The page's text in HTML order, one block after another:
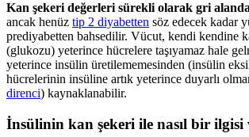
Kan şekeri değerleri sürekli olarak gri
ancak henüz tip 2 diyabetten söz edecek kadar
prediyabetten bahsedilir. Vücut, kendi kendine
(glukozu) yeterince hücrelere taşıyamaz hale
yeterince insülin üretilememesinden (insülin
hücrelerinin insüline artık yeterince duyarlı
direnci) kaynaklanabilir.
İnsülinin kan şekeri ile nasıl bir ilgisi